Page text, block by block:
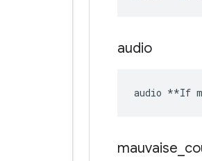
audio
audio **If
mauvaise